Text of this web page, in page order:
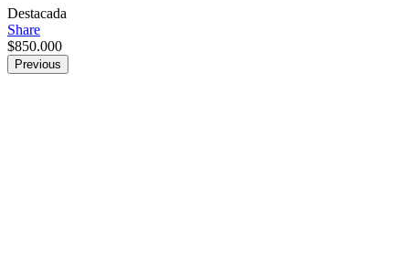
Destacada
Share
$850.000
Previous